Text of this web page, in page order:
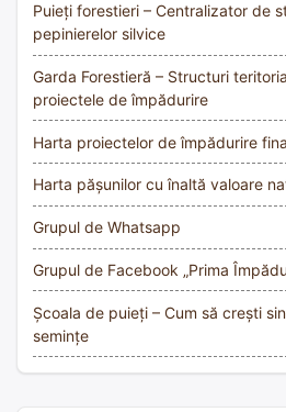
Puieți forestieri – Centralizator de
pepinierelor silvice
Garda Forestieră – Structuri
proiectele de împădurire
Harta proiectelor de împădurire
Harta pășunilor cu înaltă valoare
Grupul de Whatsapp
Grupul de Facebook „Prima
Școala de puieți – Cum să crești
semințe